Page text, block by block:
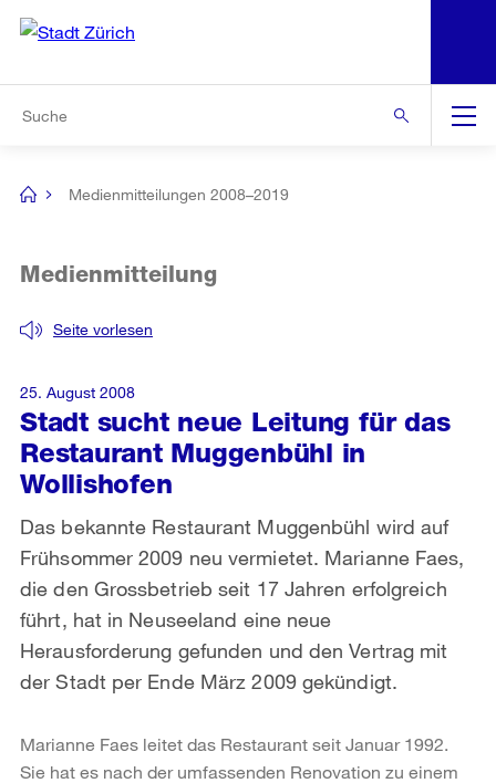
Navigation
[no
Medienmitteilungen 2008–2019
Stadt sucht neue Leitung für das
Restaurant Muggenbühl in
Wollishofen
Seite vorlesen
Medienmitteilung
Das bekannte Restaurant Muggenbühl wird auf
Frühsommer 2009 neu vermietet. Marianne Faes,
die den Grossbetrieb seit 17 Jahren erfolgreich
führt, hat in Neuseeland eine neue
Herausforderung gefunden und den Vertrag mit
der Stadt per Ende März 2009 gekündigt.
25. August 2008
Marianne Faes leitet das Restaurant seit Januar 1992.
Sie hat es nach der umfassenden Renovation zu einem